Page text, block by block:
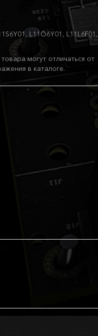
L11O6Y01, L11L6F01,
могут отличаться от
в каталоге.